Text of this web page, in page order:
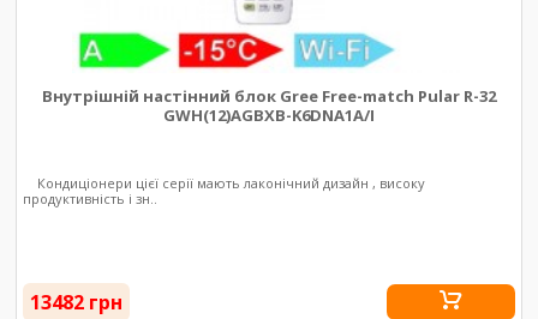
Внутрішній настінний блок Gree Free-match Pular R-32
GWH(12)AGBXB-K6DNA1A/I
Кондиціонери цієї серії мають лаконічний дизайн , високу
продуктивність і зн..
13482 грн